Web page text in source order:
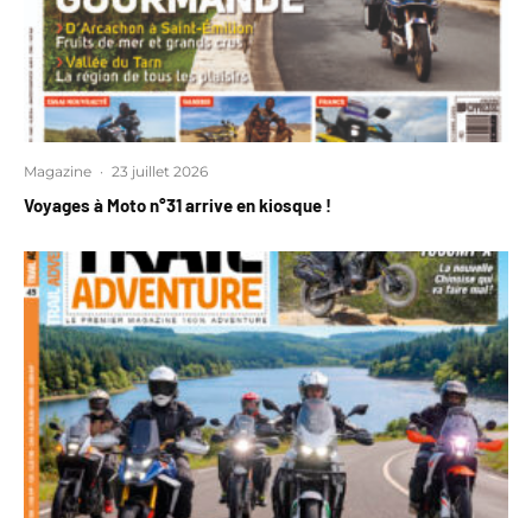
Magazine · 23 juillet 2026
Voyages à Moto n°31 arrive en kiosque !